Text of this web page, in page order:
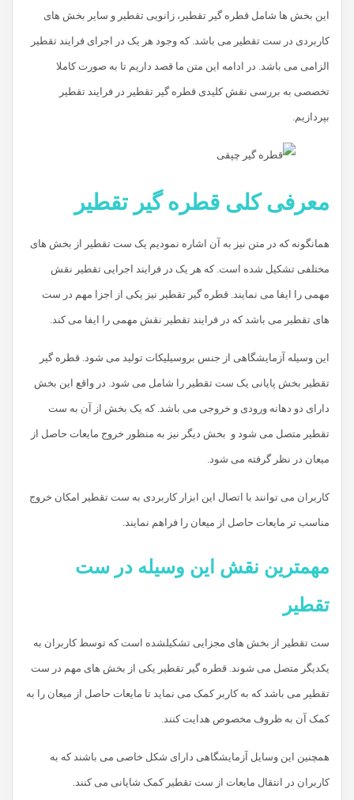
این بخش ها شامل قطره گیر تقطیر، زانویی تقطیر و سایر بخش های
کاربردی در ست تقطیر می باشد. که وجود هر یک در اجرای فرایند تقطیر
الزامی می باشد. در ادامه این متن ما قصد داریم تا به صورت کاملا
تخصصی به بررسی نقش کلیدی قطره گیر تقطیر در فرایند تقطیر
بپردازیم.
معرفی کلی قطره گیر تقطیر
همانگونه که در متن نیز به آن اشاره نمودیم یک ست تقطیر از بخش های
مختلفی تشکیل شده است. که هر یک در فرایند اجرایی تقطیر نقش
مهمی را ایفا می نمایند. قطره گیر تقطیر نیز یکی از اجزا مهم در ست
های تقطیر می باشد که در فرایند تقطیر نقش مهمی را ایفا می کند.
این وسیله آزمایشگاهی از جنس بروسیلیکات تولید می شود. قطره گیر
تقطیر بخش پایانی یک ست تقطیر را شامل می شود. در واقع این بخش
دارای دو دهانه ورودی و خروجی می باشد. که یک بخش از آن به ست
تقطیر متصل می شود و بخش دیگر نیز به منظور خروج مایعات حاصل از
میعان در نظر گرفته می شود.
کاربران می توانند با اتصال این ابزار کاربردی به ست تقطیر امکان خروج
مناسب تر مایعات حاصل از میعان را فراهم نمایند.
مهمترین نقش این وسیله در ست
تقطیر
ست تقطیر از بخش های مجزایی تشکیلشده است که توسط کاربران به
یکدیگر متصل می شوند. قطره گیر تقطیر یکی از بخش های مهم در ست
تقطیر می باشد که به کاربر کمک می نماید تا مایعات حاصل از میعان را به
کمک آن به ظروف مخصوص هدایت کنند.
همچنین این وسایل آزمایشگاهی دارای شکل خاصی می باشند که به
کاربران در انتقال مایعات از ست تقطیر کمک شایانی می کنند.